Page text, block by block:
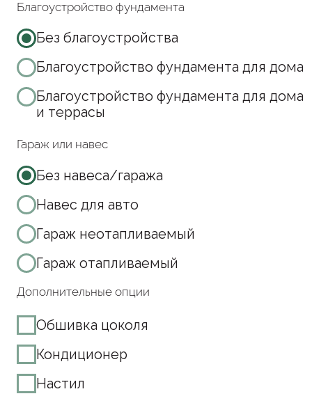
Есть вопросы? Задай их тут:
Состав
комплектации
Сравнение
комплектаций